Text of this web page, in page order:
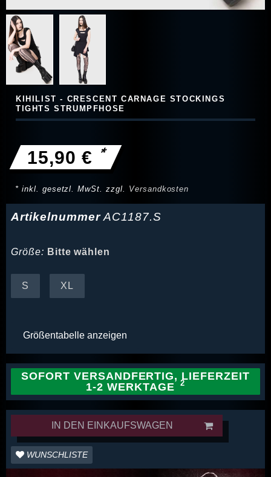
KIHILIST - CRESCENT CARNAGE STOCKINGS
TIGHTS STRUMPFHOSE
15,90 € *
* inkl. gesetzl. MwSt. zzgl. Versandkosten
ArtikelnummerAC1187.S
Größe: Bitte wählen
S XL
Größentabelle anzeigen
SOFORT VERSANDFERTIG, LIEFERZEIT
1-2 WERKTAGE
IN DEN EINKAUFSWAGEN
WUNSCHLISTE